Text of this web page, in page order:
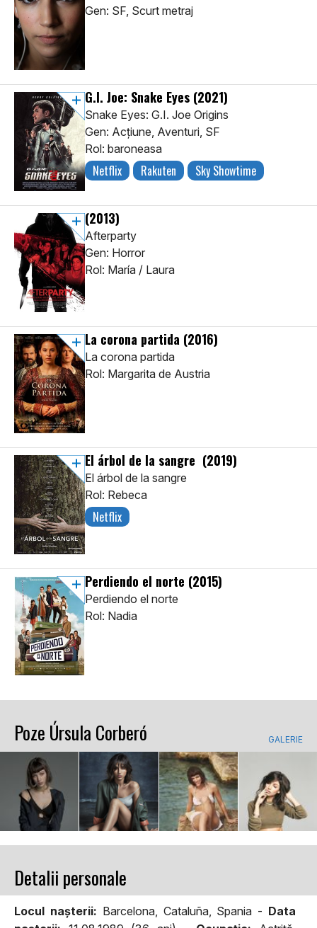
Gen: SF, Scurt metraj
G.I. Joe: Snake Eyes (2021)
Snake Eyes: G.I. Joe Origins
Gen: Acţiune, Aventuri, SF
Rol: baroneasa
Netflix Rakuten Sky Showtime
(2013)
Afterparty
Gen: Horror
Rol: María / Laura
La corona partida (2016)
La corona partida
Rol: Margarita de Austria
El árbol de la sangre (2019)
El árbol de la sangre
Rol: Rebeca
Netflix
Perdiendo el norte (2015)
Perdiendo el norte
Rol: Nadia
Poze Úrsula Corberó GALERIE
Detalii personale
Locul naşterii: Barcelona, Cataluña, Spania - Data